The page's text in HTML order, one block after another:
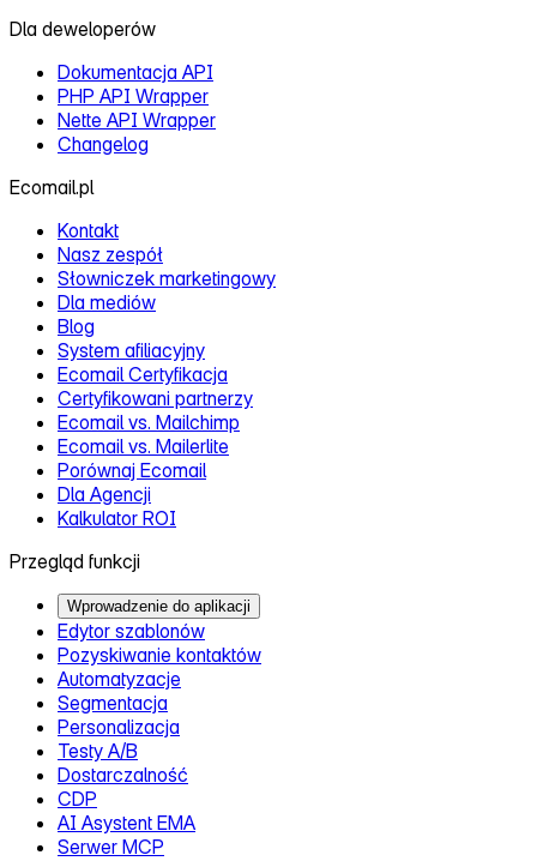
Dla deweloperów
Dokumentacja API
PHP API Wrapper
Nette API Wrapper
Changelog
Ecomail.pl
Kontakt
Nasz zespół
Słowniczek marketingowy
Dla mediów
Blog
System afiliacyjny
Ecomail Certyfikacja
Certyfikowani partnerzy
Ecomail vs. Mailchimp
Ecomail vs. Mailerlite
Porównaj Ecomail
Dla Agencji
Kalkulator ROI
Przegląd funkcji
Wprowadzenie do aplikacji
Edytor szablonów
Pozyskiwanie kontaktów
Automatyzacje
Segmentacja
Personalizacja
Testy A/B
Dostarczalność
CDP
AI Asystent EMA
Serwer MCP